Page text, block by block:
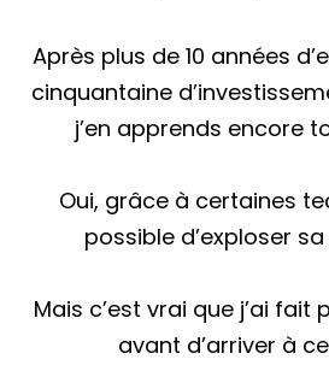
Après plus de 10 années
cinquantaine
j’en apprends encore
Oui, grâce à certaines
possible d’exploser
Mais c’est vrai que j’ai fait
avant d’arriver à